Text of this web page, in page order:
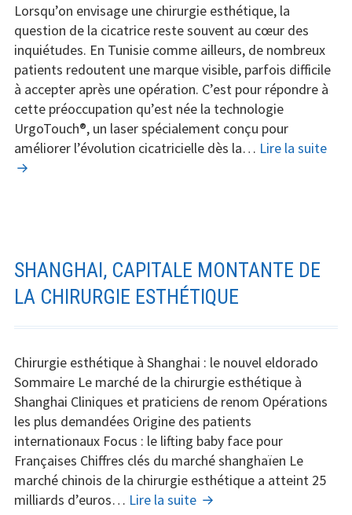
Lorsqu’on envisage une chirurgie esthétique, la
question de la cicatrice reste souvent au cœur des
inquiétudes. En Tunisie comme ailleurs, de nombreux
patients redoutent une marque visible, parfois difficile
à accepter après une opération. C’est pour répondre à
cette préoccupation qu’est née la technologie
UrgoTouch®, un laser spécialement conçu pour
améliorer l’évolution cicatricielle dès la… Lire la suite
SHANGHAI, CAPITALE MONTANTE DE
LA CHIRURGIE ESTHÉTIQUE
Chirurgie esthétique à Shanghai : le nouvel eldorado
Sommaire Le marché de la chirurgie esthétique à
Shanghai Cliniques et praticiens de renom Opérations
les plus demandées Origine des patients
internationaux Focus : le lifting baby face pour
Françaises Chiffres clés du marché shanghaïen Le
marché chinois de la chirurgie esthétique a atteint 25
milliards d’euros… Lire la suite Shanghai,